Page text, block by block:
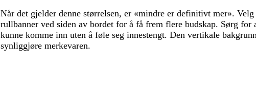
Når det gjelder denne størrelsen, er «mindre er definitivt mer».
rullbanner ved siden av bordet for å få frem flere budskap. Sørg for
kunne komme inn uten å føle seg innestengt. Den vertikale
synliggjøre merkevaren.